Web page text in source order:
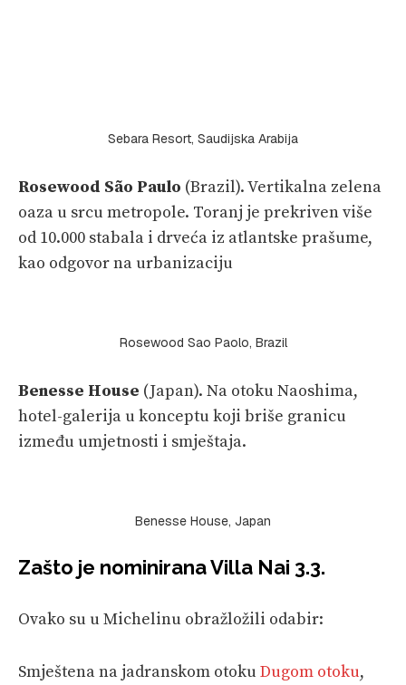
Sebara Resort, Saudijska Arabija
Rosewood São Paulo (Brazil). Vertikalna zelena
oaza u srcu metropole. Toranj je prekriven više
od 10.000 stabala i drveća iz atlantske prašume,
kao odgovor na urbanizaciju
Rosewood Sao Paolo, Brazil
Benesse House (Japan). Na otoku Naoshima,
hotel-galerija u konceptu koji briše granicu
između umjetnosti i smještaja.
Benesse House, Japan
Zašto je nominiranaVilla Nai 3.3.
Ovako su u Michelinu obražložili odabir:
Smještena na jadranskom otoku Dugom otoku,